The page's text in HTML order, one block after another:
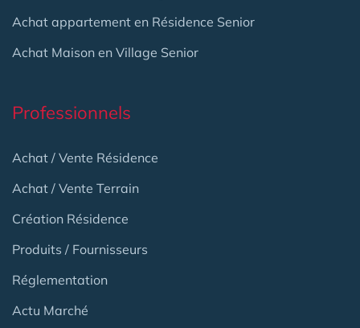
Achat appartement en Résidence Senior
Achat Maison en Village Senior
Professionnels
Achat / Vente Résidence
Achat / Vente Terrain
Création Résidence
Produits / Fournisseurs
Réglementation
Actu Marché